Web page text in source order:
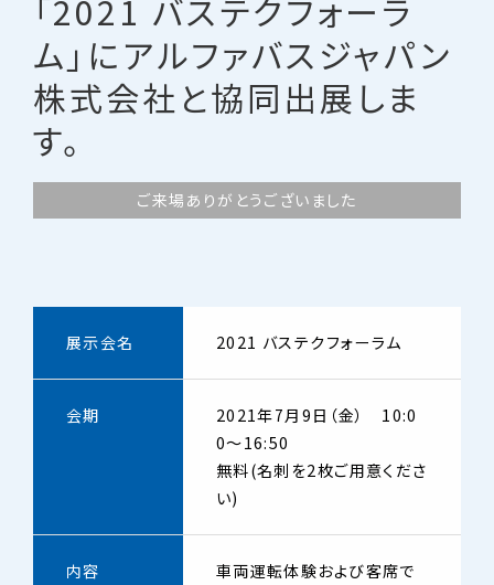
「2021 バステクフォーラ
ム」にアルファバスジャパン
株式会社と協同出展しま
す。
ご来場ありがとうございました
展示会名 2021 バステクフォーラム
会期
2021年7月9日（金） 10:0
0～16:50
無料(名刺を2枚ご用意くださ
い)
内容
車両運転体験および客席で